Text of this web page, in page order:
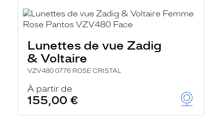
Lunettes de vue Zadig
& Voltaire
VZV480 0776 ROSE CRISTAL
À partir de
155,00 €